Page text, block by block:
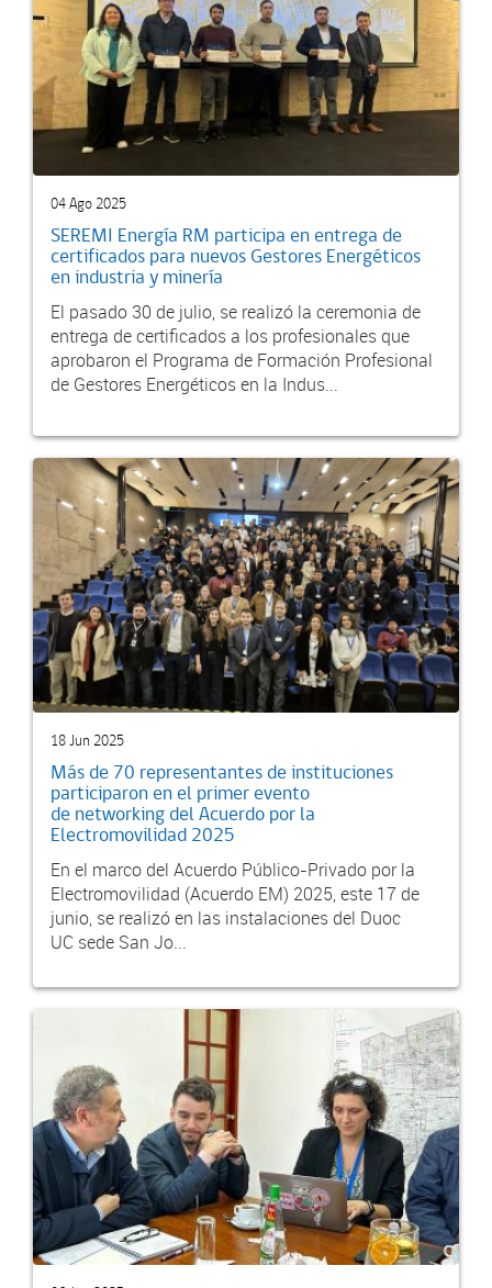
04 Ago 2025
SEREMI Energía RM participa en entrega de
certificados para nuevos Gestores Energéticos
en industria y minería
El pasado 30 de julio, se realizó la ceremonia de
entrega de certificados a los profesionales que
aprobaron el Programa de Formación Profesional
de Gestores Energéticos en la Indus...
18 Jun 2025
Más de 70 representantes de instituciones
participaron en el primer evento
de networking del Acuerdo por la
Electromovilidad 2025
En el marco del Acuerdo Público-Privado por la
Electromovilidad (Acuerdo EM) 2025, este 17 de
junio, se realizó en las instalaciones del Duoc
UC sede San Jo...